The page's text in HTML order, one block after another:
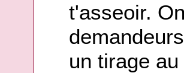
t'asseoir.
un tirage